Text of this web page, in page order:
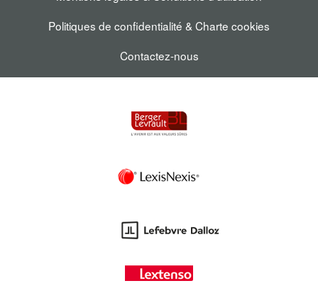
Politiques de confidentialité & Charte cookies
Contactez-nous